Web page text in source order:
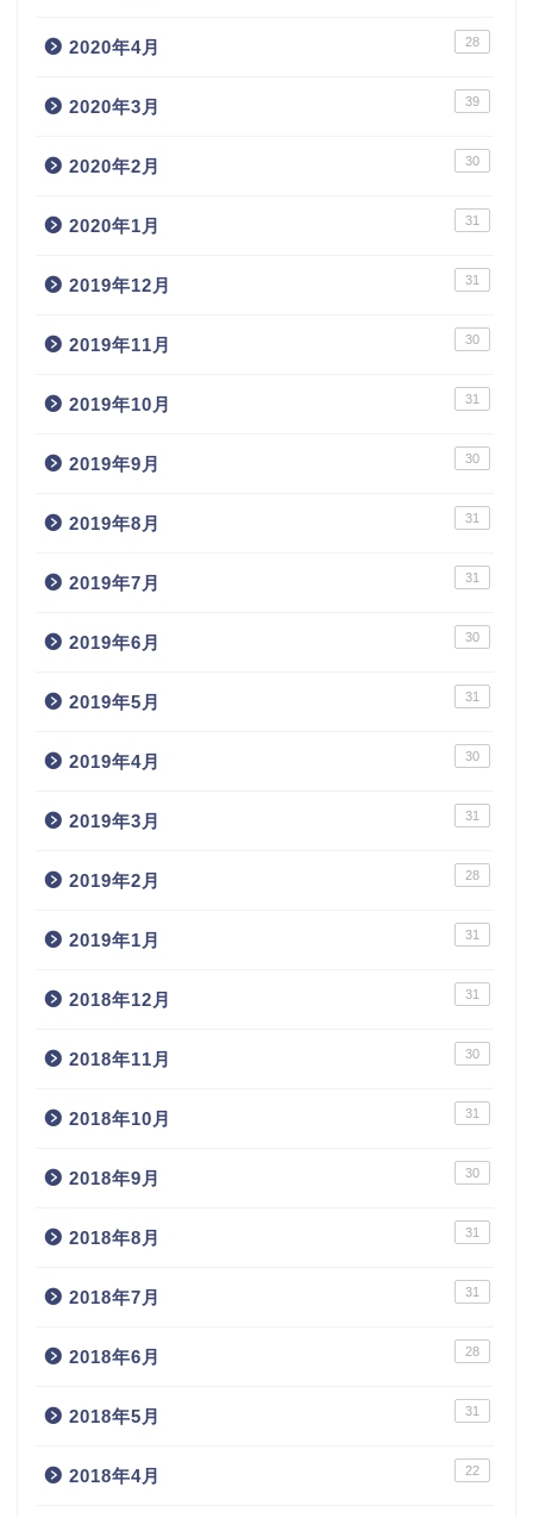
2020年4月 28
2020年3月 39
2020年2月 30
2020年1月 31
2019年12月 31
2019年11月 30
2019年10月 31
2019年9月 30
2019年8月 31
2019年7月 31
2019年6月 30
2019年5月 31
2019年4月 30
2019年3月 31
2019年2月 28
2019年1月 31
2018年12月 31
2018年11月 30
2018年10月 31
2018年9月 30
2018年8月 31
2018年7月 31
2018年6月 28
2018年5月 31
2018年4月 22